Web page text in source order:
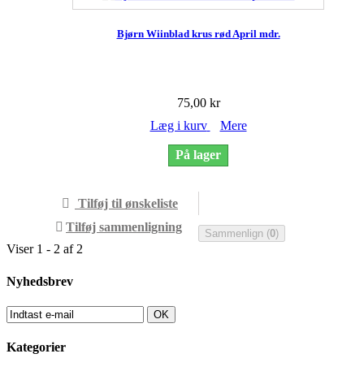
Bjørn Wiinblad krus rød April mdr.
75,00 kr
Læg i kurv
Mere
På lager
Tilføj til ønskeliste
Tilføj sammenligning
Sammenlign (0)
Viser 1 - 2 af 2
Nyhedsbrev
OK
Kategorier